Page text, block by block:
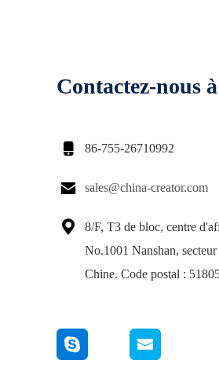
Contactez-nous
 86-755-26710992
 sales@china-creator.com

8/F, T3 de bloc, centre
No.1001 Nanshan,
Chine. Code postal :